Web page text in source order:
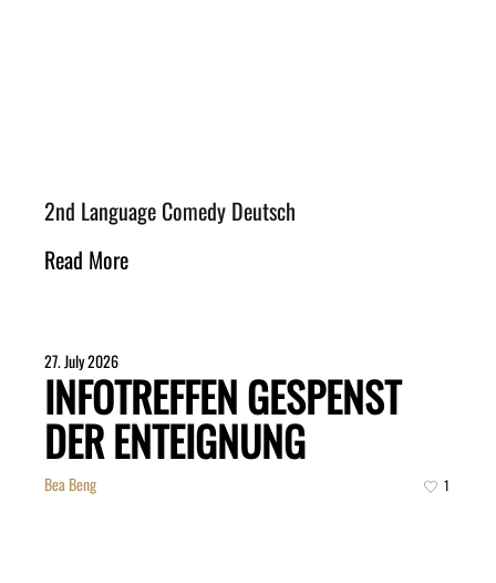
2nd Language Comedy Deutsch
Read More
27. July 2026
INFOTREFFEN GESPENST
DER ENTEIGNUNG
Bea Beng 1